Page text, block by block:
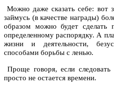
Можно даже сказать себе: вот
займусь (в качестве награды)
образом можно будет сделать
определенному распорядку. А
жизни и деятельности,
способами борьбы с ленью.
Проще говоря, если следовать
просто не остается времени.